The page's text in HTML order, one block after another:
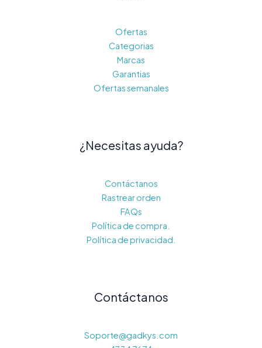
Ofertas
Categorias
Marcas
Garantias
Ofertas semanales
¿Necesitas ayuda?
Contáctanos
Rastrear orden
FAQs
Política de compra.
Política de privacidad.
Contáctanos
Soporte@gadkys.com